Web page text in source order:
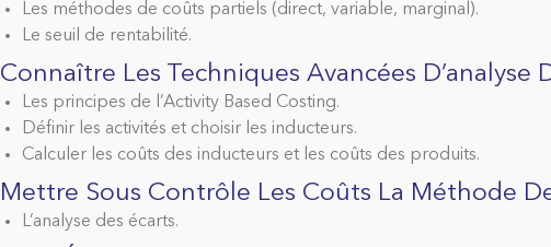
Les méthodes de coûts partiels (direct, variable, marginal).
Le seuil de rentabilité.
Connaître Les Techniques Avancées D’analyse
Les principes de l’Activity Based Costing.
Définir les activités et choisir les inducteurs.
Calculer les coûts des inducteurs et les coûts des produits.
Mettre Sous Contrôle Les Coûts La Méthode
L’analyse des écarts.